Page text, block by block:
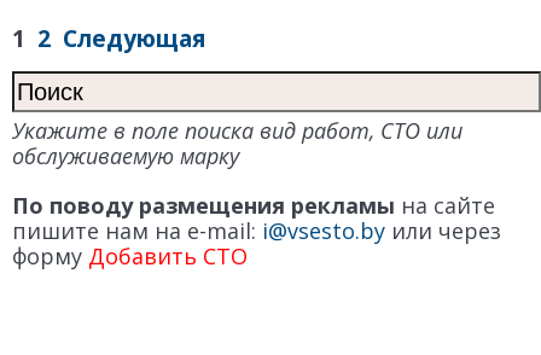
1 2 Следующая
Укажите в поле поиска вид работ, СТО или
обслуживаемую марку
По поводу размещения рекламы на сайте
пишите нам на e-mail: i@vsesto.by или через
форму Добавить СТО